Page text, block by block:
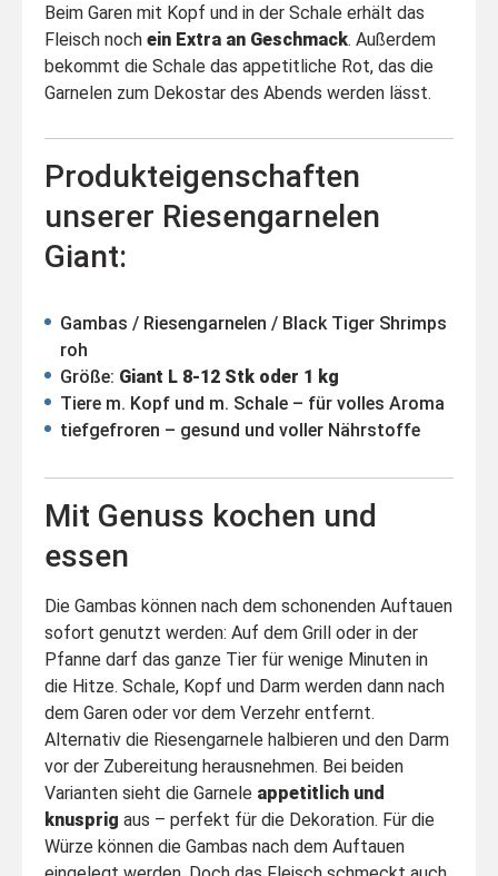
Beim Garen mit Kopf und in der Schale erhält das
Fleisch noch ein Extra an Geschmack. Außerdem
bekommt die Schale das appetitliche Rot, das die
Garnelen zum Dekostar des Abends werden lässt.
Produkteigenschaften
unserer Riesengarnelen
Giant:
Gambas / Riesengarnelen / Black Tiger Shrimps
roh
Größe: Giant L 8-12 Stk oder 1 kg
Tiere m. Kopf und m. Schale – für volles Aroma
tiefgefroren – gesund und voller Nährstoffe
Mit Genuss kochen und
essen
Die Gambas können nach dem schonenden Auftauen
sofort genutzt werden: Auf dem Grill oder in der
Pfanne darf das ganze Tier für wenige Minuten in
die Hitze. Schale, Kopf und Darm werden dann nach
dem Garen oder vor dem Verzehr entfernt.
Alternativ die Riesengarnele halbieren und den Darm
vor der Zubereitung herausnehmen. Bei beiden
Varianten sieht die Garnele appetitlich und
knusprig aus – perfekt für die Dekoration. Für die
Würze können die Gambas nach dem Auftauen